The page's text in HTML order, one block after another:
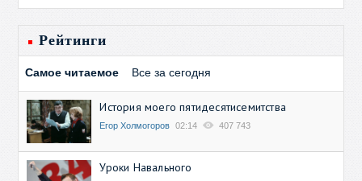
Рейтинги
Самое читаемое Все за сегодня
История моего пятидесятисемитства
Егор Холмогоров 02:14 407 743
Уроки Навального